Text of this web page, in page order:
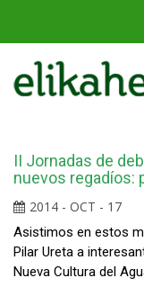
II Jornadas de
nuevos regadíos:
2014 - OCT - 17
Asistimos en estos
Pilar Ureta a
Nueva Cultura del